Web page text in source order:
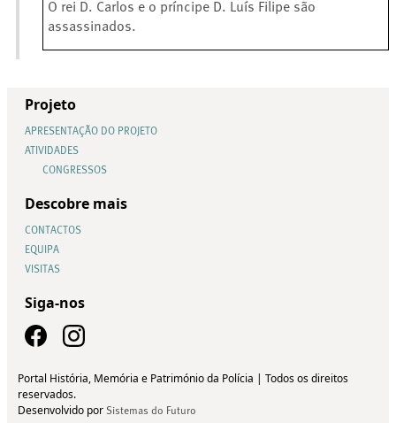
O rei D. Carlos e o príncipe D. Luís Filipe são
assassinados.
Projeto
APRESENTAÇÃO DO PROJETO
ATIVIDADES
CONGRESSOS
Descobre mais
CONTACTOS
EQUIPA
VISITAS
Siga-nos
Portal História, Memória e Património da Polícia | Todos os direitos
reservados.
Desenvolvido por Sistemas do Futuro